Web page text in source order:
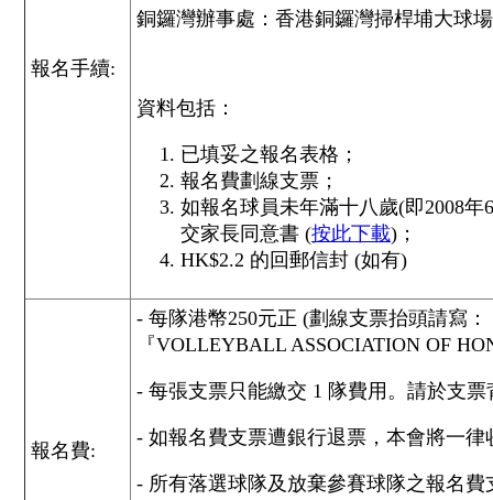
報名手續:
銅鑼灣辦事處：香港銅鑼灣掃桿埔大球
資料包括：
已填妥之報名表格；
報名費劃線支票；
如報名球員未年滿十八歲(即2008
交家長同意書 (按此下載)；
HK$2.2 的回郵信封 (如有)
報名費:
- 每隊港幣250元正 (劃線支票抬頭請寫
『VOLLEYBALL ASSOCIATION OF
- 每張支票只能繳交 1 隊費用。請於支
- 如報名費支票遭銀行退票，本會將一
- 所有落選球隊及放棄參賽球隊之報名